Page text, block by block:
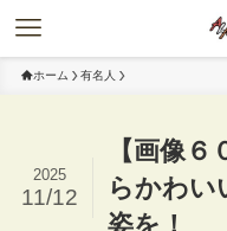
ホーム 有名人
【画像
らかわい
姿を！
2025
11/12